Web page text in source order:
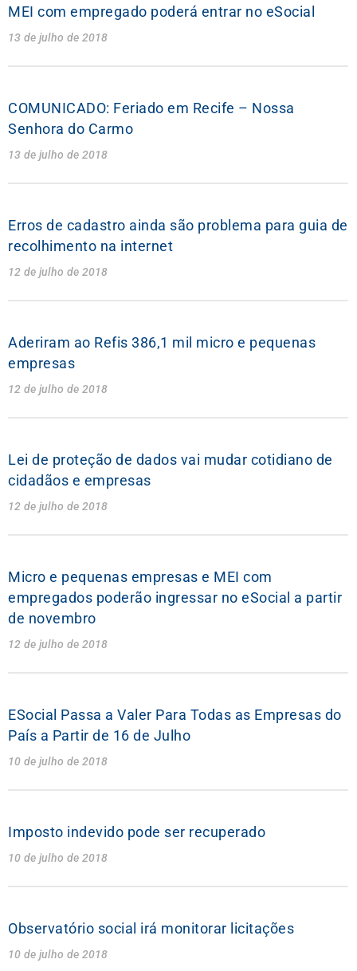
MEI com empregado poderá entrar no eSocial
13 de julho de 2018
COMUNICADO: Feriado em Recife – Nossa
Senhora do Carmo
13 de julho de 2018
Erros de cadastro ainda são problema para guia de
recolhimento na internet
12 de julho de 2018
Aderiram ao Refis 386,1 mil micro e pequenas
empresas
12 de julho de 2018
Lei de proteção de dados vai mudar cotidiano de
cidadãos e empresas
12 de julho de 2018
Micro e pequenas empresas e MEI com
empregados poderão ingressar no eSocial a partir
de novembro
12 de julho de 2018
ESocial Passa a Valer Para Todas as Empresas do
País a Partir de 16 de Julho
10 de julho de 2018
Imposto indevido pode ser recuperado
10 de julho de 2018
Observatório social irá monitorar licitações
10 de julho de 2018